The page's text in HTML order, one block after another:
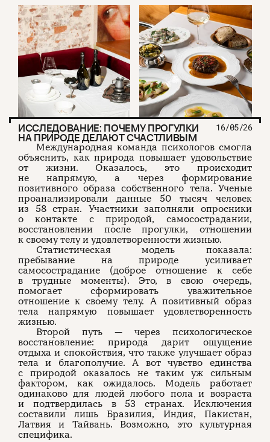
ИССЛЕДОВАНИЕ: ПОЧЕМУ ПРОГУЛКИ
НА ПРИРОДЕ ДЕЛАЮТ СЧАСТЛИВЫМ
16/05/26
Международная команда психологов смогла
объяснить, как природа повышает удовольствие
от жизни. Оказалось, это происходит
не напрямую, а через формирование
позитивного образа собственного тела. Ученые
проанализировали данные 50 тысяч человек
из 58 стран. Участники заполняли опросники
о контакте с природой, самосострадании,
восстановлении после прогулки, отношении
к своему телу и удовлетворенности жизнью.
Статистическая модель показала:
пребывание на природе усиливает
самосострадание (доброе отношение к себе
в трудные моменты). Это, в свою очередь,
помогает сформировать уважительное
отношение к своему телу. А позитивный образ
тела напрямую повышает удовлетворенность
жизнью.
Второй путь — через психологическое
восстановление: природа дарит ощущение
отдыха и спокойствия, что также улучшает образ
тела и благополучие. А вот чувство единства
с природой оказалось не таким уж сильным
фактором, как ожидалось. Модель работает
одинаково для людей любого пола и возраста
и подтвердилась в 53 странах. Исключения
составили лишь Бразилия, Индия, Пакистан,
Латвия и Тайвань. Возможно, это культурная
специфика.